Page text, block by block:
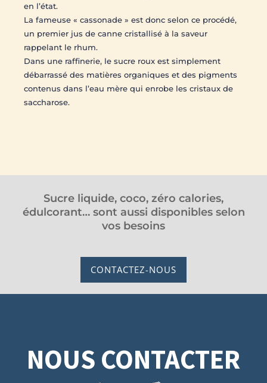
en l’état.
La fameuse « cassonade » est donc selon ce procédé,
un premier jus de canne cristallisé à la saveur
rappelant le rhum.
Dans une raffinerie, le sucre roux est simplement
débarrassé des matières organiques et des pigments
contenus dans l’eau mère qui enrobe les cristaux de
saccharose.
Sucre liquide, coco, zéro calories,
édulcorant… sont aussi disponibles selon
vos besoins
CONTACTEZ-NOUS
NOUS CONTACTER